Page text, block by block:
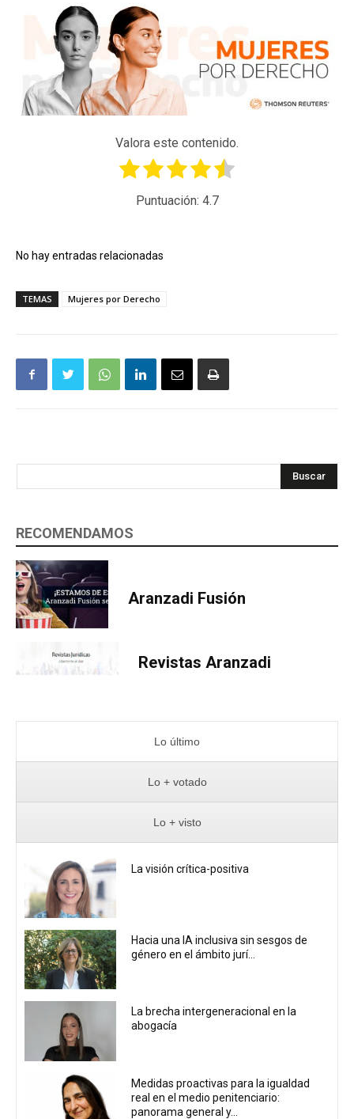
Valora este contenido.
Puntuación: 4.7
No hay entradas relacionadas
TEMAS Mujeres por Derecho
Buscar
RECOMENDAMOS
Aranzadi Fusión
Revistas Aranzadi
Lo último
Lo + votado
Lo + visto
La visión crítica-positiva
Hacia una IA inclusiva sin sesgos de
género en el ámbito jurí...
La brecha intergeneracional en la
abogacía
Medidas proactivas para la igualdad
real en el medio penitenciario:
panorama general y...